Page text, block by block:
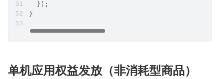
  });
}
单机应用权益发放（非消耗型商品）